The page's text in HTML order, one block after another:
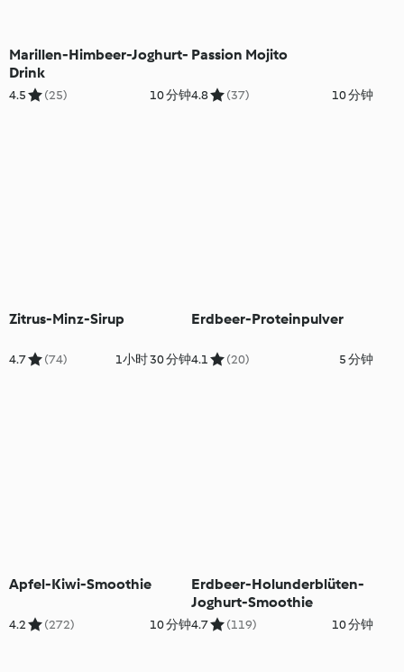
Marillen-Himbeer-Joghurt-
Drink
4.5 (25) 10 分钟
Passion Mojito
4.8 (37) 10 分钟
Zitrus-Minz-Sirup
4.7 (74) 1小时 30 分钟
Erdbeer-Proteinpulver
4.1 (20) 5 分钟
Apfel-Kiwi-Smoothie
4.2 (272) 10 分钟
Erdbeer-Holunderblüten-
Joghurt-Smoothie
4.7 (119) 10 分钟